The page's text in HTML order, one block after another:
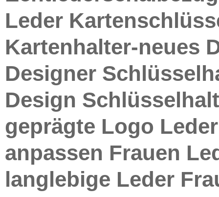
Leder
Kartenhalter-neues
Designer
Design
geprägte Logo
anpassen Frauen
langlebige Leder